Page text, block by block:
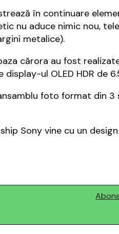
în continuare
nu aduce nimic nou,
metalice).
cărora au fost
ul OLED HDR de
foto format din 3
Sony vine cu un